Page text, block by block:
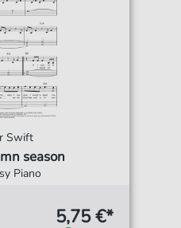
Swift
season
Piano
5,75 €*